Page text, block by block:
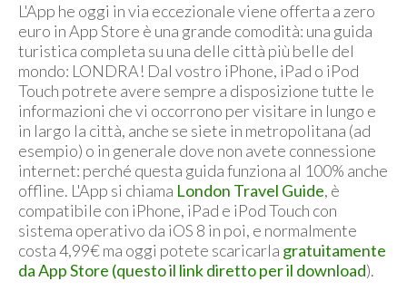
L'App he oggi in via eccezionale viene offerta a zero
euro in App Store è una grande comodità: una guida
turistica completa su una delle città più belle del
mondo: LONDRA! Dal vostro iPhone, iPad o iPod
Touch potrete avere sempre a disposizione tutte le
informazioni che vi occorrono per visitare in lungo e
in largo la città, anche se siete in metropolitana (ad
esempio) o in generale dove non avete connessione
internet: perché questa guida funziona al 100% anche
offline. L'App si chiama London Travel Guide, è
compatibile con iPhone, iPad e iPod Touch con
sistema operativo da iOS 8 in poi, e normalmente
costa 4,99€ ma oggi potete scaricarla gratuitamente
da App Store (questo il link diretto per il download).